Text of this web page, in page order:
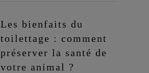
Les bienfaits du
toilettage : comment
préserver la santé de
votre animal ?